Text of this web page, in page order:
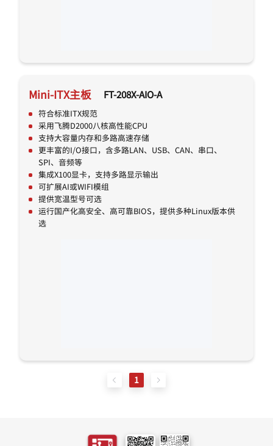
Mini-ITX主板 FT-208X-AIO-A
符合标准ITX规范
采用飞腾D2000八核高性能CPU
支持大容量内存和多路高速存储
更丰富的I/O接口，含多路LAN、USB、CAN、串口、
SPI、音频等
集成X100显卡，支持多路显示输出
可扩展AI或WIFI模组
提供宽温型号可选
运行国产化高安全、高可靠BIOS，提供多种Linux版本供
选
1